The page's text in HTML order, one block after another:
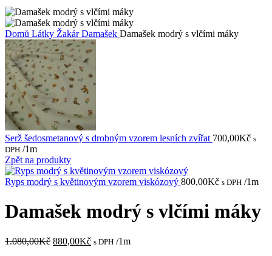
Domů Látky ŽakárDamašek Damašek modrý s vlčími máky
Serž šedosmetanový s drobným vzorem lesních zvířat 700,00Kč s
DPH /1m
Zpět na produkty
Ryps modrý s květinovým vzorem viskózový 800,00Kč s DPH /1m
Damašek modrý s vlčími máky
1.080,00Kč Původní
880,00KčAktuální
s DPH /1m